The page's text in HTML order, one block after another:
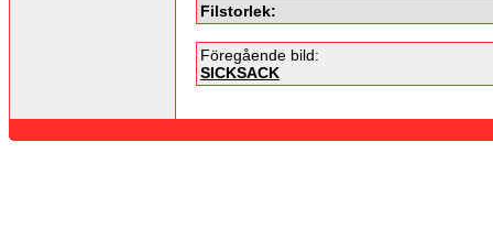
Filstorlek:
Föregående bild:
SICKSACK